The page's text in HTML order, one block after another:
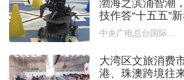
渤海之滨涌智潮
技作答“十五五”
大湾区文旅消费
港、珠澳跨境往